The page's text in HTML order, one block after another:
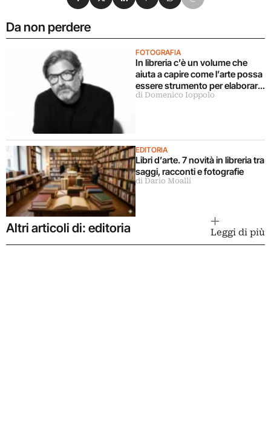
Da non perdere
FOTOGRAFIA
In libreria c’è un volume che
aiuta a capire come l’arte possa
essere strumento per elaborare
il dolore
di Domenico Ioppolo
EDITORIA
Libri d’arte. 7 novità in libreria tra
saggi, racconti e fotografie
di Dario Moalli
Altri articoli di: editoria Leggi di più